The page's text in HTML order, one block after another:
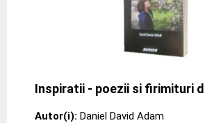
Inspiratii - poezii si firimituri
Autor(i): Daniel David Adam